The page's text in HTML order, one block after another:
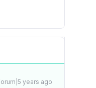
years ago